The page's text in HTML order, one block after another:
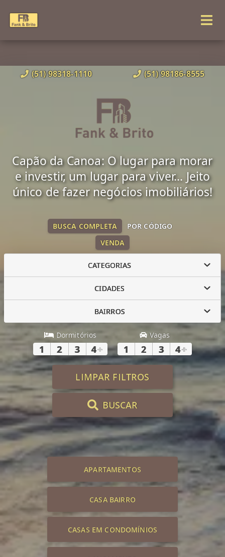
(51) 98318-1110 (51) 98186-8555
Capão da Canoa: O lugar para morar
e investir, um lugar para viver... Jeito
único de fazer negócios imobiliários!
VENDA
BUSCA COMPLETA POR CÓDIGO
CATEGORIAS
CIDADES
BAIRROS
Dormitórios
1 2 3 4+
Vagas
1 2 3 4+
LIMPAR FILTROS
BUSCAR
APARTAMENTOS
CASA BAIRRO
CASAS EM CONDOMÍNIOS